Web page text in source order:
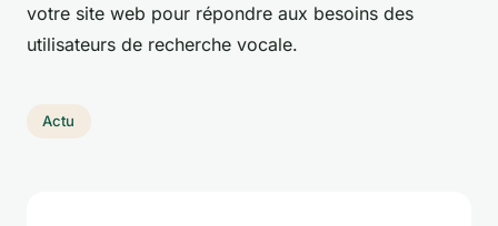
votre site web pour répondre aux besoins des
utilisateurs de recherche vocale.
Actu